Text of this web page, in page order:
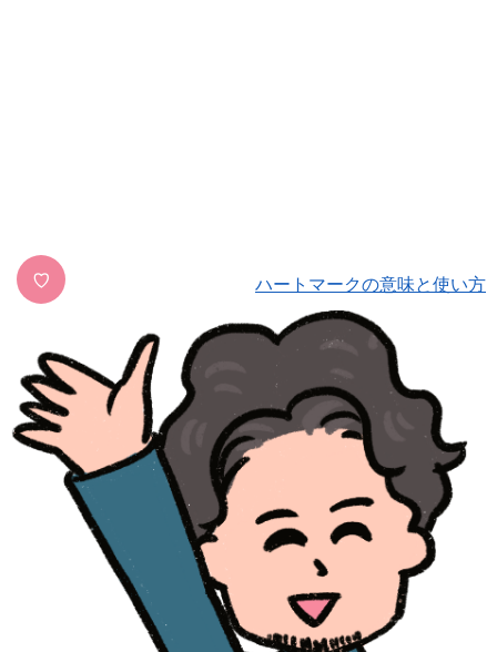
♡ ハートマークの意味と使い方